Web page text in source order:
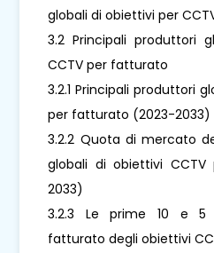
globali di obiettivi per
3.2 Principali produttori
CCTV per fatturato
3.2.1 Principali produttori
per fatturato (2023-2033)
3.2.2 Quota di mercato
globali di obiettivi
2033)
3.2.3 Le prime 10 e 5
fatturato degli obiettivi